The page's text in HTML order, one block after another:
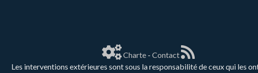
Charte- Contact
Les interventions extérieures sont sous la responsabilité de ceux qui les